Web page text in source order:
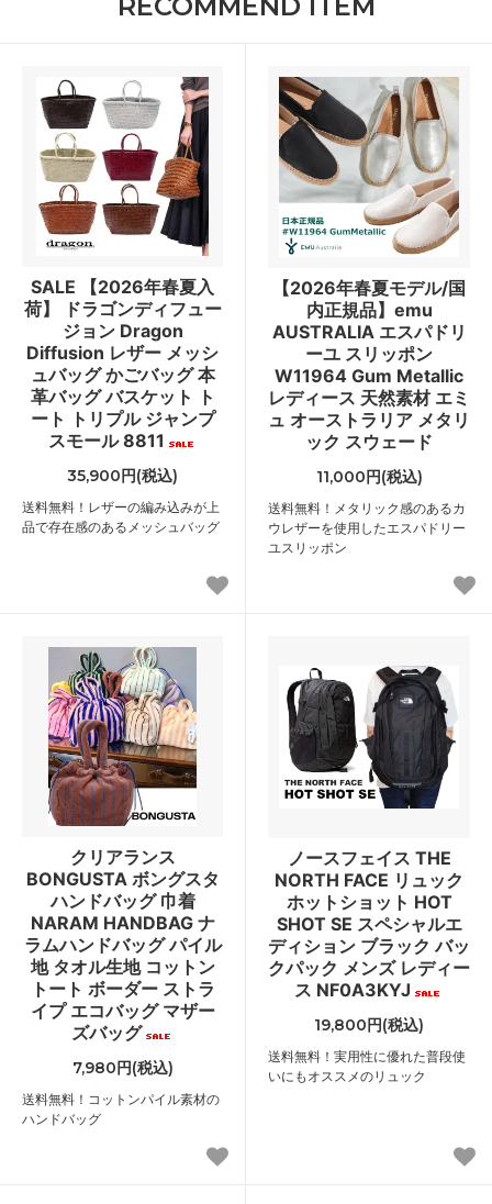
SALE 【2026年春夏入
荷】 ドラゴンディフュー
ジョン Dragon
Diffusion レザー メッシ
ュバッグ かごバッグ 本
革バッグ バスケット ト
ート トリプル ジャンプ
スモール 8811
35,900円(税込)
送料無料！レザーの編み込みが上
品で存在感のあるメッシュバッグ
【2026年春夏モデル/国
内正規品】emu
AUSTRALIA エスパドリ
ーユ スリッポン
W11964 Gum Metallic
レディース 天然素材 エミ
ュ オーストラリア メタリ
ック スウェード
11,000円(税込)
送料無料！メタリック感のあるカ
ウレザーを使用したエスパドリー
ユスリッポン
クリアランス
BONGUSTA ボングスタ
ハンドバッグ 巾着
NARAM HANDBAG ナ
ラムハンドバッグ パイル
地 タオル生地 コットン
トート ボーダー ストラ
イプ エコバッグ マザー
ズバッグ
7,980円(税込)
送料無料！コットンパイル素材の
ハンドバッグ
ノースフェイス THE
NORTH FACE リュック
ホットショット HOT
SHOT SE スペシャルエ
ディション ブラック バッ
クパック メンズ レディー
ス NF0A3KYJ
19,800円(税込)
送料無料！実用性に優れた普段使
いにもオススメのリュック